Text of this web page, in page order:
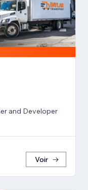
and Developer
Voir